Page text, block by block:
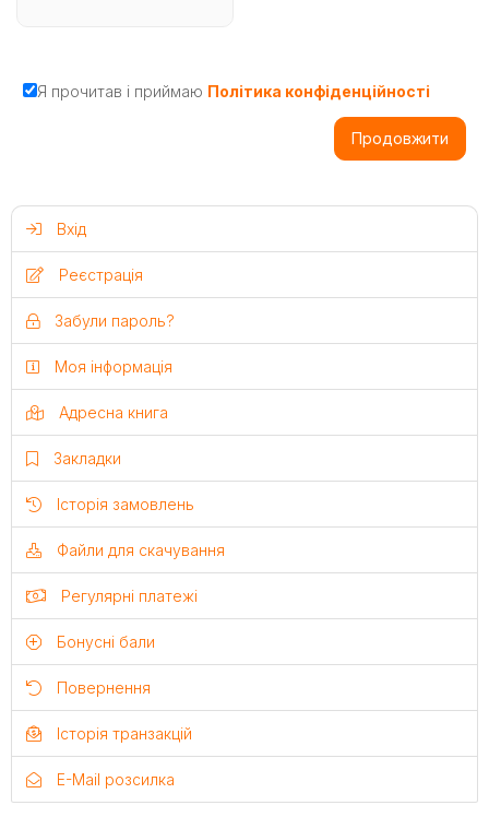
Я прочитав і приймаю Політика конфіденційності
Продовжити
Вхід
Реєстрація
Забули пароль?
Моя інформація
Адресна книга
Закладки
Історія замовлень
Файли для скачування
Регулярні платежі
Бонусні бали
Повернення
Історія транзакцій
E-Mail розсилка